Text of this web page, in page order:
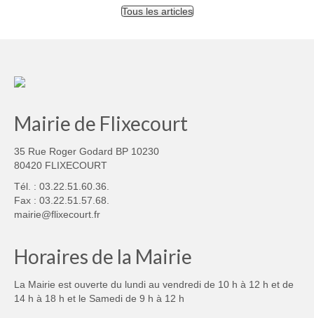
Tous les articles
Mairie de Flixecourt
35 Rue Roger Godard BP 10230
80420 FLIXECOURT
Tél. : 03.22.51.60.36.
Fax : 03.22.51.57.68.
mairie@flixecourt.fr
Horaires de la Mairie
La Mairie est ouverte du lundi au vendredi de 10 h à 12 h et de
14 h à 18 h et le Samedi de 9 h à 12 h